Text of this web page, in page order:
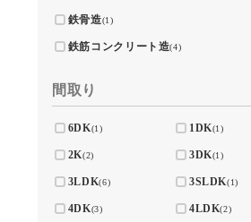
鉄骨造(1)
鉄筋コンクリート造(4)
間取り
6DK(1) 1DK(1)
2K(2) 3DK(1)
3LDK(6) 3SLDK(1)
4DK(3) 4LDK(2)